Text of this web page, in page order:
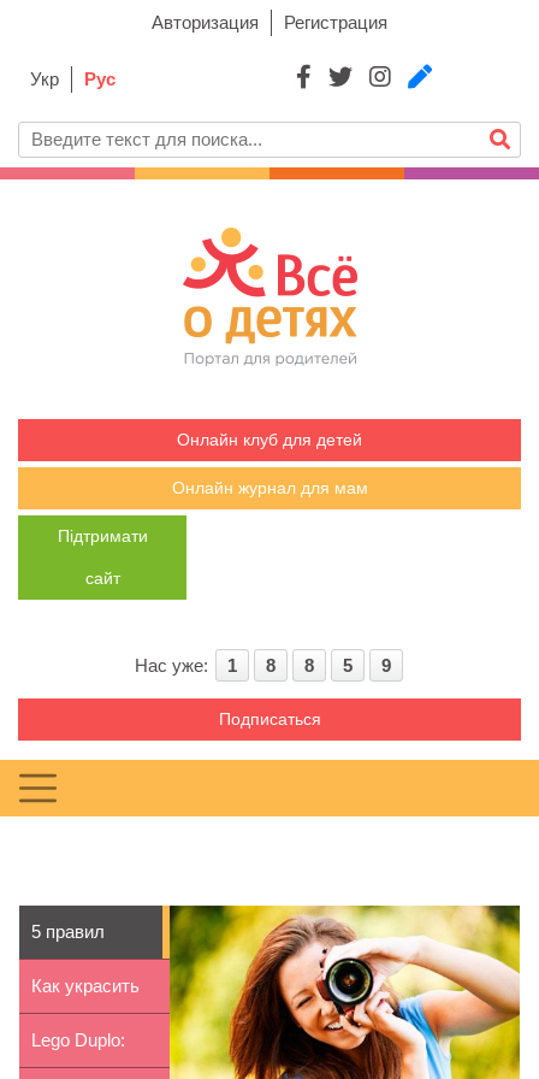
Авторизация Регистрация
Укр Рус
Онлайн клуб для детей
Онлайн журнал для мам
Підтримати
сайт
Нас уже: 1 8 8 5 9
Подписаться
5 правил
съемки детей
Как украсить
купальник для
Lego Duplo: